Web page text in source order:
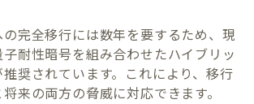
完全移行には数年を要するため、現
耐性暗号を組み合わせたハイブリッ
推奨されています。これにより、移行
来の両方の脅威に対応できます。